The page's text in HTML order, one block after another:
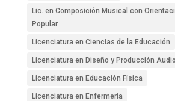
Lic. en Composición Musical con
Popular
Licenciatura en Ciencias de la Educación
Licenciatura en Diseño y Producción
Licenciatura en Educación Física
Licenciatura en Enfermería